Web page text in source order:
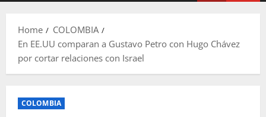
Home
COLOMBIA
En EE.UU comparan a Gustavo Petro con Hugo Chávez
por cortar relaciones con Israel
COLOMBIA